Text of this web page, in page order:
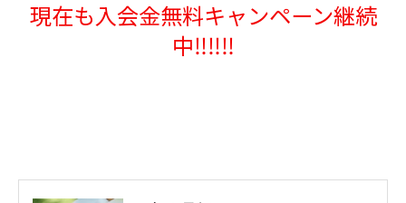
現在も入会金無料キャンペーン継続
中‼‼‼